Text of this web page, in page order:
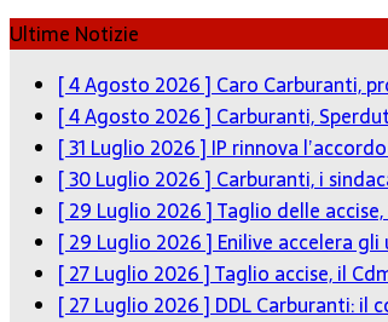
Ultime Notizie
[ 4 Agosto 2026 ] Caro Carburanti,
[ 4 Agosto 2026 ] Carburanti,
[ 31 Luglio 2026 ] IP rinnova
[ 30 Luglio 2026 ] Carburanti, i
[ 29 Luglio 2026 ]Taglio delle
[ 29 Luglio 2026 ] Enilive accelera
[ 27 Luglio 2026 ]Taglio accise, il
[ 27 Luglio 2026 ] DDL Carburanti: il